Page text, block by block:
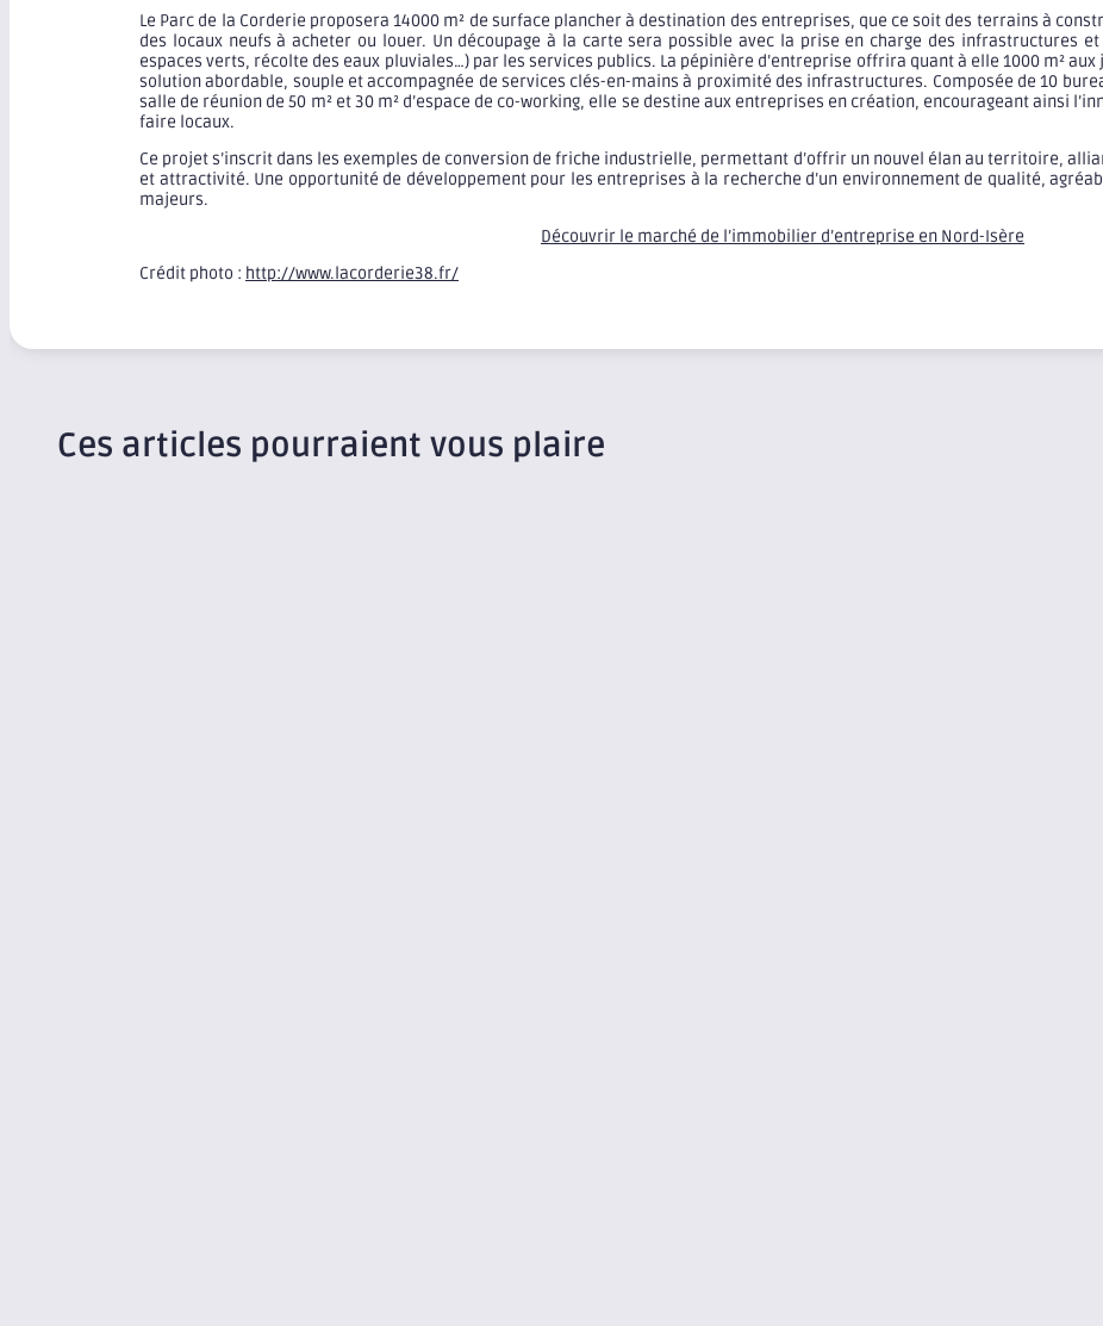
Le Parc de la Corderie proposera 14000 m² de surface plancher à destination des entreprises, que ce soit des terrains à
des locaux neufs à acheter ou louer. Un découpage à la carte sera possible avec la prise en charge des infrastructures
espaces verts, récolte des eaux pluviales…) par les services publics. La pépinière d’entreprise offrira quant à elle 1000 m²
solution abordable, souple et accompagnée de services clés-en-mains à proximité des infrastructures. Composée de 10
salle de réunion de 50 m² et 30 m² d’espace de co-working, elle se destine aux entreprises en création, encourageant ainsi
faire locaux.
Ce projet s’inscrit dans les exemples de conversion de friche industrielle, permettant d’offrir un nouvel élan au territoire,
et attractivité. Une opportunité de développement pour les entreprises à la recherche d’un environnement de qualité,
majeurs.
Découvrir le marché de l’immobilier d’entreprise en Nord-Isère
Crédit photo : http://www.lacorderie38.fr/
Ces articles pourraient vous plaire